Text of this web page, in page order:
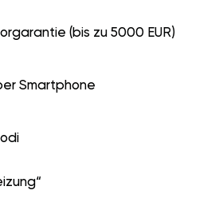
(bis zu 5000 EUR)
Smartphone